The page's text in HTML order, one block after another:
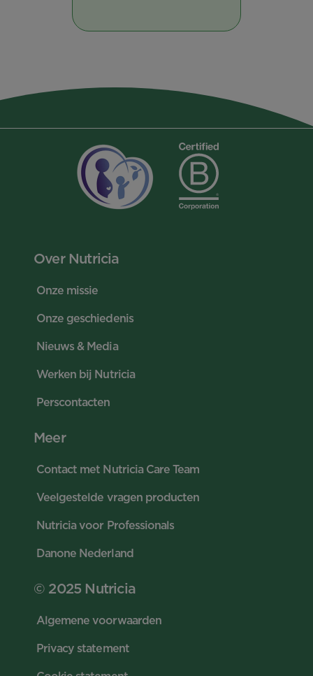
Over Nutricia
Onze missie
Onze geschiedenis
Nieuws & Media
Werken bij Nutricia
Perscontacten
Meer
Contact met Nutricia Care Team
Veelgestelde vragen producten
Nutricia voor Professionals
Danone Nederland
© 2025 Nutricia
Algemene voorwaarden
Privacy statement